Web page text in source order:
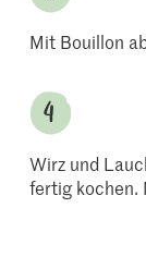
Mit Bouillon
Wirz und
fertig kochen.